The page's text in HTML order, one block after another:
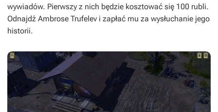
wywiadów. Pierwszy z nich będzie kosztować się 100 rubli.
Odnajdź Ambrose Trufelev i zapłać mu za wysłuchanie jego
historii.